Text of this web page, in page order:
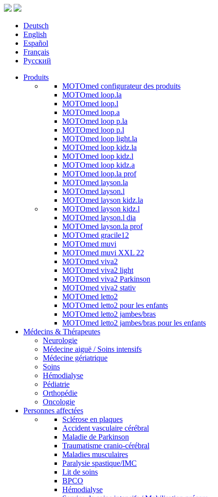
Deutsch
English
Español
Français
Русский
Produits
MOTOmed configurateur des produits
MOTOmed loop.la
MOTOmed loop.l
MOTOmed loop.a
MOTOmed loop p.la
MOTOmed loop p.l
MOTOmed loop light.la
MOTOmed loop kidz.la
MOTOmed loop kidz.l
MOTOmed loop kidz.a
MOTOmed loop.la prof
MOTOmed layson.la
MOTOmed layson.l
MOTOmed layson kidz.la
MOTOmed layson kidz.l
MOTOmed layson.l dia
MOTOmed layson.la prof
MOTOmed gracile12
MOTOmed muvi
MOTOmed muvi XXL 22
MOTOmed viva2
MOTOmed viva2 light
MOTOmed viva2 Parkinson
MOTOmed viva2 stativ
MOTOmed letto2
MOTOmed letto2 pour les enfants
MOTOmed letto2 jambes/bras
MOTOmed letto2 jambes/bras pour les enfants
Médecins & Thérapeutes
Neurologie
Médecine aiguë / Soins intensifs
Médecine gériatrique
Soins
Hémodialyse
Pédiatrie
Orthopédie
Oncologie
Personnes affectées
Sclérose en plaques
Accident vasculaire cérébral
Maladie de Parkinson
Traumatisme cranio-cérébral
Maladies musculaires
Paralysie spastique/IMC
Lit de soins
BPCO
Hémodialyse